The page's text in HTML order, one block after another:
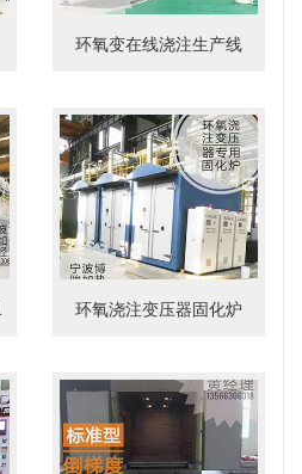
环氧变在线浇注生产线
环氧浇注变压器固化炉